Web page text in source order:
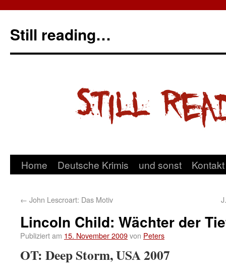
Still reading…
Home Deutsche Krimis und sonst Kontakt
← John Lescroart: Das Motiv
Lincoln Child: Wächter der
Publiziert am 15. November 2009von Peters
OT: Deep Storm, USA 2007